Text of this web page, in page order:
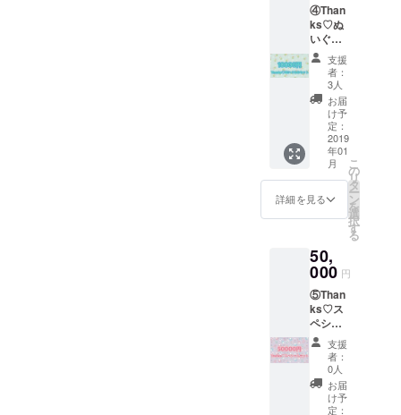
④Than
ks♡ぬ
いぐる
みセッ
ト
10000
円 ①と
②にプ
ラス今
回のた
めに特
別に作
るぬい
ぐるみ
もセッ
トに
もので
す。 限
定品な
のでシ
リアル
ナン
バーも
つきま
す！！
支援
者：
3人
お届
け予
定：
2019
年01
月
詳細を見る
こ
の
リ
タ
ー
ン
を
選
択
す
る
50,
000 円
⑤Than
ks♡ス
ペシャ
ルセッ
ト
50000
円
Thanks
♡ぬい
支援
者：
0人
お届
け予
定：